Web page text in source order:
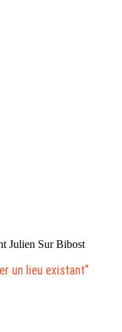
Julien Sur Bibost
un lieu existant"